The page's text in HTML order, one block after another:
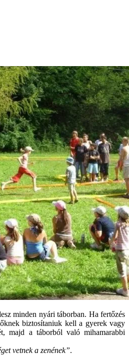
minden nyári táborban. Ha fertőzés
biztosítaniuk kell a gyerek vagy
majd a táborból való mihamarabbi
vetnek a zenének”.